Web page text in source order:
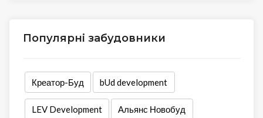
Популярні забудовники
Креатор-Буд bUd development
LEV Development Альянс Новобуд